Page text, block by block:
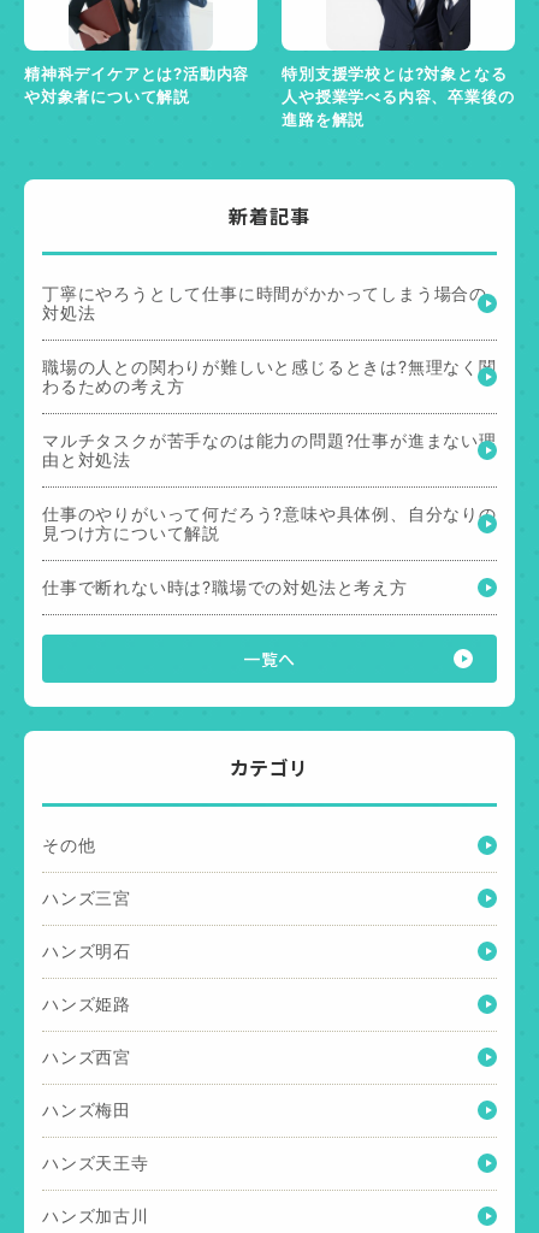
精神科デイケアとは?活動内容
や対象者について解説
特別支援学校とは?対象となる
人や授業学べる内容、卒業後の
進路を解説
新着記事
丁寧にやろうとして仕事に時間がかかってしまう場合の
対処法
職場の人との関わりが難しいと感じるときは?無理なく関
わるための考え方
マルチタスクが苦手なのは能力の問題?仕事が進まない理
由と対処法
仕事のやりがいって何だろう?意味や具体例、自分なりの
見つけ方について解説
仕事で断れない時は?職場での対処法と考え方
一覧へ
カテゴリ
その他
ハンズ三宮
ハンズ明石
ハンズ姫路
ハンズ西宮
ハンズ梅田
ハンズ天王寺
ハンズ加古川